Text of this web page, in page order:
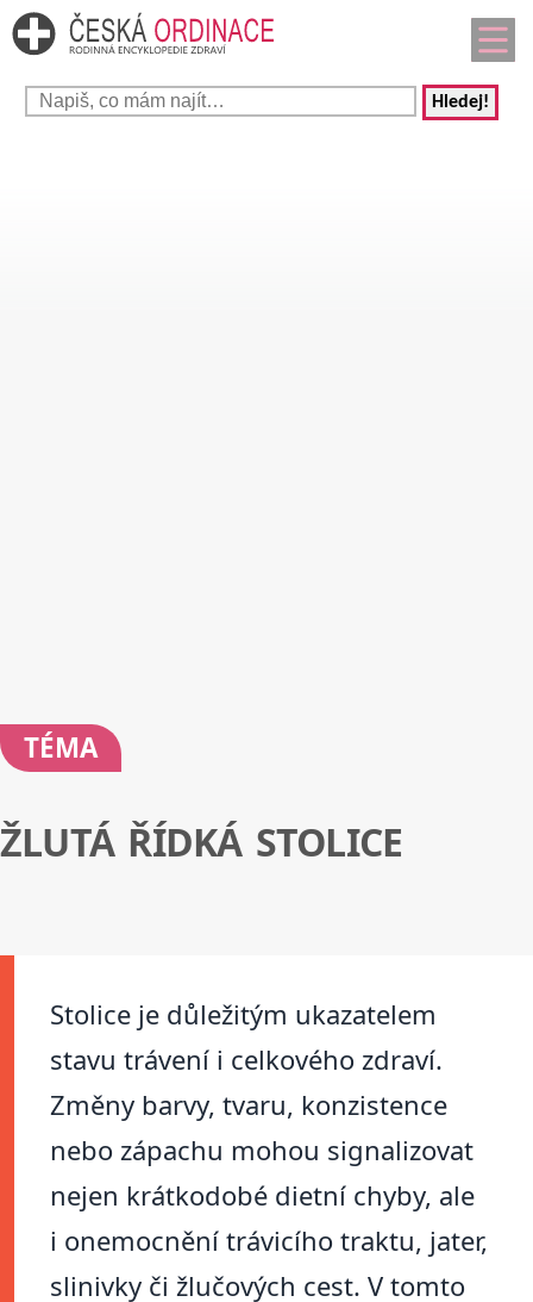
Hledej!
TÉMA
ŽLUTÁ ŘÍDKÁ STOLICE
Stolice je důležitým ukazatelem
stavu trávení i celkového zdraví.
Změny barvy, tvaru, konzistence
nebo zápachu mohou signalizovat
nejen krátkodobé dietní chyby, ale
i onemocnění trávicího traktu, jater,
slinivky či žlučových cest. V tomto